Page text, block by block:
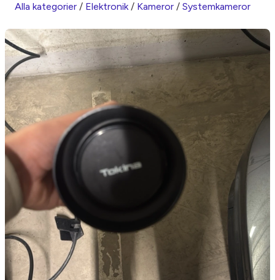
Alla kategorier / Elektronik/ Kameror / Systemkameror